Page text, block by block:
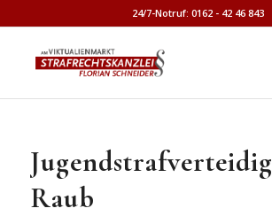
24/7-Notruf: 0162 - 42 46 843
Raub